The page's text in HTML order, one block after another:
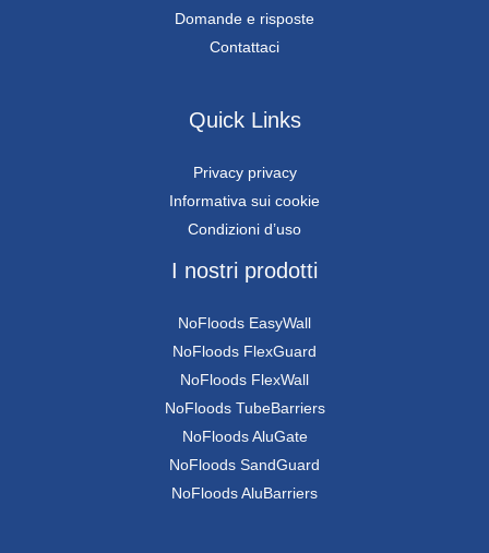
Domande e risposte
Contattaci
Quick Links
Privacy privacy
Informativa sui cookie
Condizioni d’uso
I nostri prodotti
NoFloods EasyWall
NoFloods FlexGuard
NoFloods FlexWall
NoFloods TubeBarriers
NoFloods AluGate
NoFloods SandGuard
NoFloods AluBarriers